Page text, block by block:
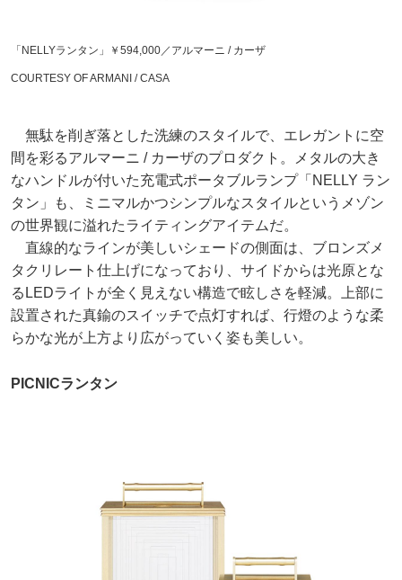
「NELLYランタン」￥594,000／アルマーニ / カーザ
COURTESY OF ARMANI / CASA
無駄を削ぎ落とした洗練のスタイルで、エレガントに空
間を彩るアルマーニ / カーザのプロダクト。メタルの大き
なハンドルが付いた充電式ポータブルランプ「NELLY ラン
タン」も、ミニマルかつシンプルなスタイルというメゾン
の世界観に溢れたライティングアイテムだ。
直線的なラインが美しいシェードの側面は、ブロンズメ
タクリレート仕上げになっており、サイドからは光原とな
るLEDライトが全く見えない構造で眩しさを軽減。上部に
設置された真鍮のスイッチで点灯すれば、行燈のような柔
らかな光が上方より広がっていく姿も美しい。
PICNICランタン